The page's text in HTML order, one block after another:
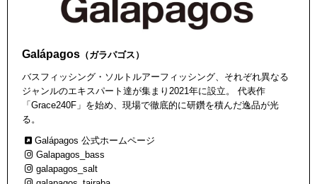
Galápagos （ガラパゴス）
バスフィッシング・ソルトルアーフィッシング、それぞれ異なる
ジャンルのエキスパート達が集まり2021年に設立。 代表作
「Grace240F」を始め、現場で徹底的に研鑽を積んだ逸品が光
る。
Galápagos 公式ホームページ
Galapagos_bass
galapagos_salt